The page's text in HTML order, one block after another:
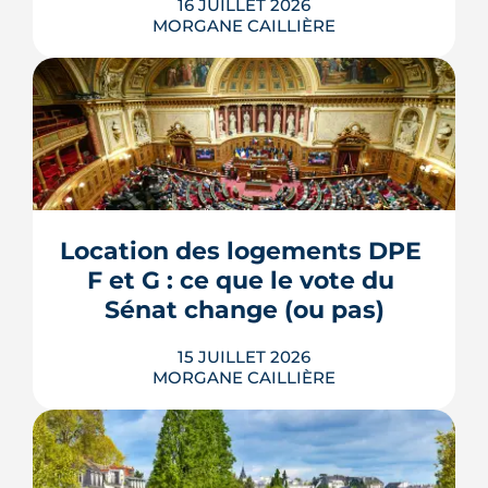
16 JUILLET 2026
MORGANE CAILLIÈRE
L'esplanade goudronnée du Breil-
Malville, doublée d'un parking, est en
travaux depuis janvier. D'ici décembre,
plantée, débaptisée au profit d'Aimée
Lallement, féministe et résistante.
LIRE L'ARTICLE
Location des logements DPE
F et G : ce que le vote du
Sénat change (ou pas)
15 JUILLET 2026
MORGANE CAILLIÈRE